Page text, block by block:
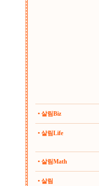
• 살림Biz
• 살림Life
• 살림Math
• 살림